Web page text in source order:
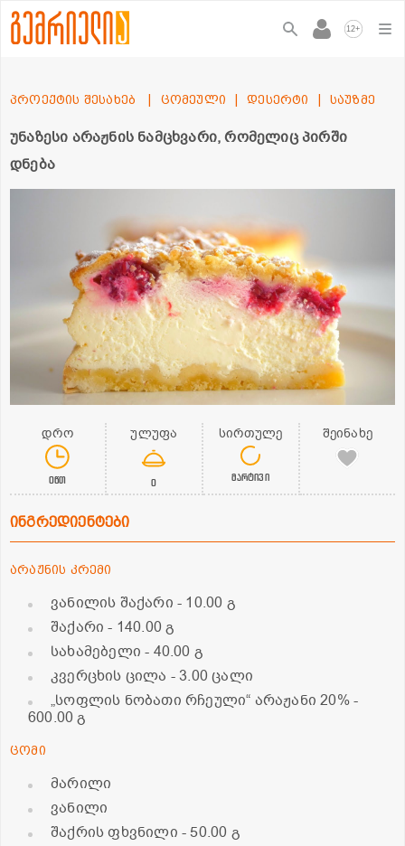
12+
პროექტის შესახებ ცომეული დესერტი საუზმე
უნაზესი არაჟნის ნამცხვარი, რომელიც პირში
დნება
დრო
0წთ
ულუფა
0
სირთულე
მარტივი
შეინახე
ინგრედიენტები
არაჟნის კრემი
ვანილის შაქარი - 10.00 გ
შაქარი- 140.00 გ
სახამებელი- 40.00 გ
კვერცხის ცილა - 3.00 ცალი
„სოფლის ნობათი რჩეული“ არაჟანი 20%-
600.00 გ
ცომი
მარილი
ვანილი
შაქრის ფხვნილი - 50.00 გ